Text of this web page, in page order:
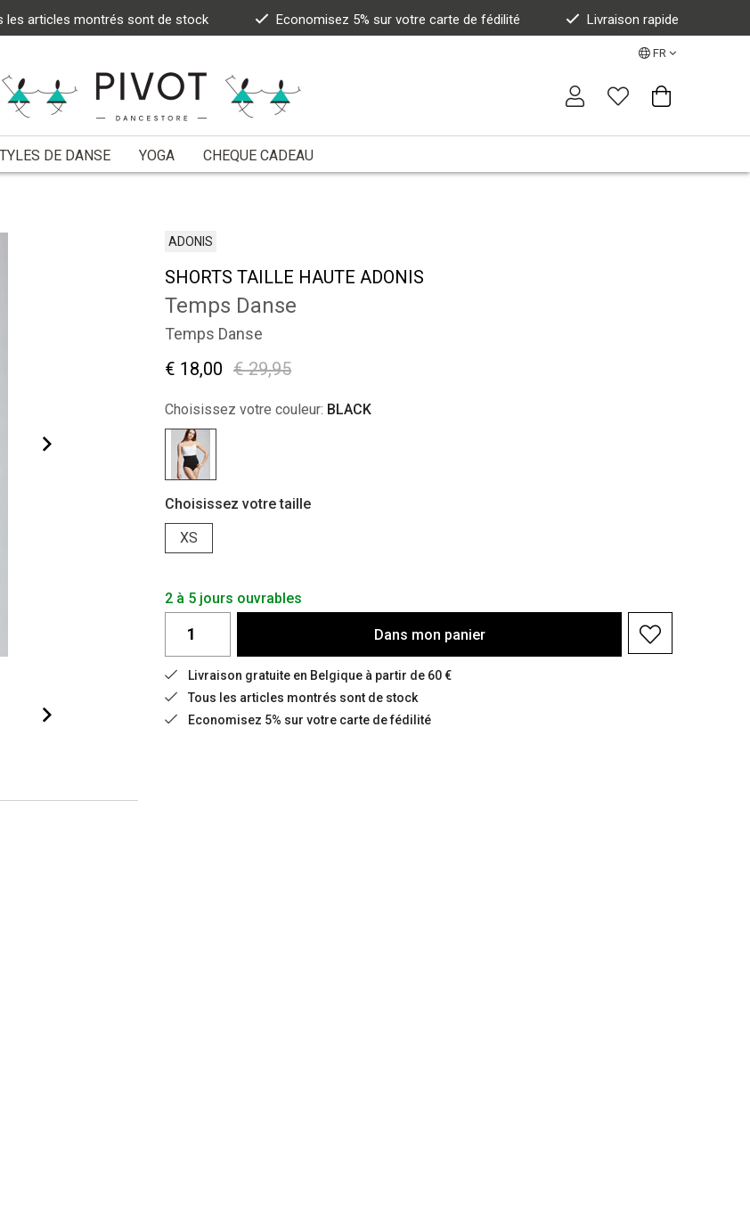
les articles montrés sont de stock Economisez 5% sur votre carte de fédilité Livraison rapide
FR
DE DANSE YOGA CHEQUE CADEAU
ADONIS
SHORTS TAILLE HAUTE ADONIS
Temps Danse
Temps Danse
€ 29,95
€ 18,00
Choisissez votre couleur: BLACK
Choisissez votre taille
XS
2 à 5 jours ouvrables
Dans mon panier
Livraison gratuite en Belgique à partir de 60 €
Tous les articles montrés sont de stock
Economisez 5% sur votre carte de fédilité